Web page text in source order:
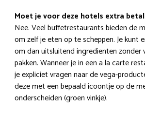
Moet je voor deze hotels extra
Nee. Veel buffetrestaurants bieden de
om zelf je eten op te scheppen. Je kunt
om dan uitsluitend ingredienten zonder
pakken. Wanneer je in een a la carte
je expliciet vragen naar de vega-
deze met een bepaald icoontje op de
onderscheiden (groen vinkje).